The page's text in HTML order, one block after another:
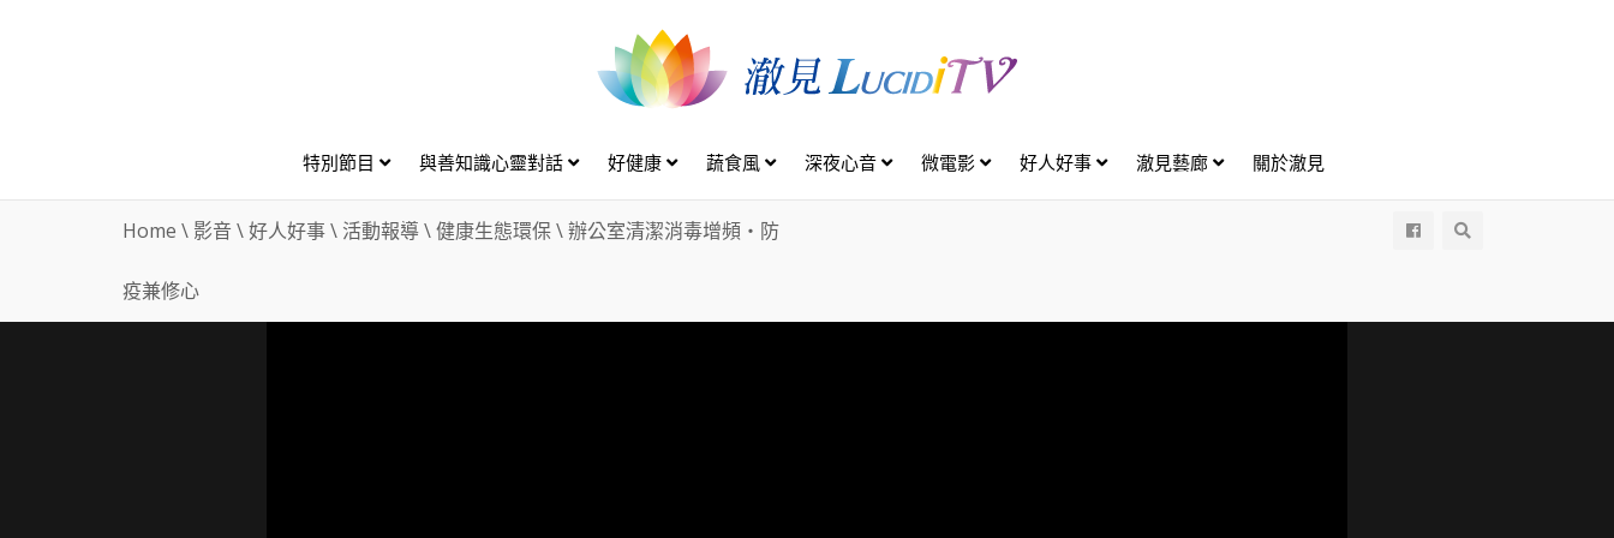
特別節目 與善知識心靈對話 好健康 蔬食風 深夜心音 微電影 好人好事 澈見藝廊 關於澈見
Home \ 影音 \好人好事\ 活動報導\健康生態環保\辦公室清潔消毒增頻・防
疫兼修心